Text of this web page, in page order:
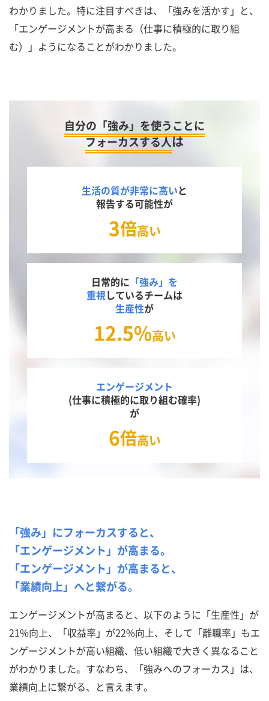
わかりました。特に注目すべきは、「強みを活かす」と、
「エンゲージメントが高まる（仕事に積極的に取り組
む）」ようになることがわかりました。
自分の「強み」を使うことに
フォーカスする人は
生活の質が非常に高いと
報告する可能性が
3倍高い
日常的に 「強み」を
重視しているチームは
生産性が
12.5%高い
エンゲージメント
(仕事に積極的に取り組む確率)
が
6倍高い
「強み」にフォーカスすると、
「エンゲージメント」が高まる。
「エンゲージメント」が高まると、
「業績向上」へと繋がる。
エンゲージメントが高まると、以下のように「生産性」が
21%向上、「収益率」が22%向上、そして「離職率」もエ
ンゲージメントが高い組織、低い組織で大きく異なること
がわかりました。すなわち、「強みへのフォーカス」は、
業績向上に繋がる、と言えます。